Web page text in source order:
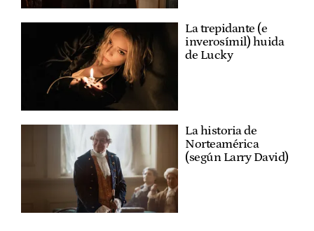
La trepidante (e
inverosímil) huida
de Lucky
La historia de
Norteamérica
(según Larry David)